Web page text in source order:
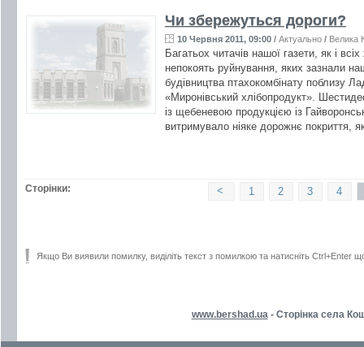
Чи збережуться дороги?
10 Червня 2011, 09:00 / Актуально / Велика
Багатьох читачів нашої газети, як і
непокоять руйнування, яких зазнали
будівництва птахокомбінату поблизу
«Миронівський хлібопродукт».
із щебеневою продукцією із
витримувало ніяке дорожнє покриття,
Сторінки: 4
3
2
1
<
Якщо Ви виявили помилку, виділіть текст з помилкою та натисніть Ctrl+Enter
www.bershad.ua - Сторінка села